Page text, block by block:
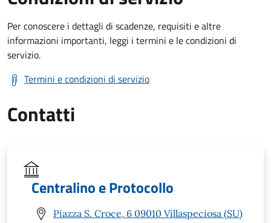
Per conoscere i dettagli di scadenze, requisiti e altre
informazioni importanti, leggi i termini e le condizioni di
servizio.
Termini e condizioni di servizio
Contatti
Centralino e Protocollo
Piazza S. Croce, 6 09010 Villaspeciosa (SU)